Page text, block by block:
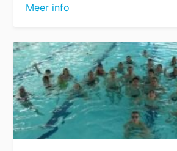
Meer info